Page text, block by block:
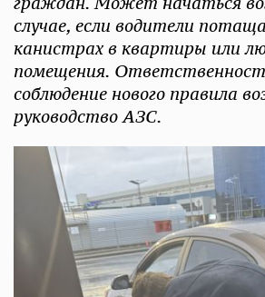
случае, если водители
канистрах в квартиры или
помещения.
соблюдение нового правила
руководство АЗС.